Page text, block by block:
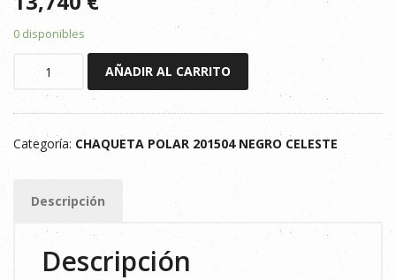
0 disponibles
201504
cantidad
AÑADIR AL CARRITO
Categoría: CHAQUETA POLAR 201504 NEGRO CELESTE
Descripción
Descripción